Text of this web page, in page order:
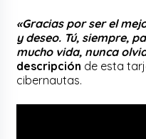
«Gracias por ser el
y deseo. Tú, siempre,
mucho vida, nunca
descripción de esta
cibernautas.